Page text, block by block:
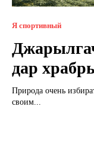
Я спортивный
дар
Природа очень
своим...